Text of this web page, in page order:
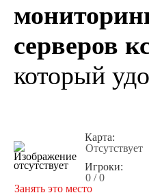
серверов
который
Карта:
Отсутствует
Игроки:
0 / 0
Занять это место